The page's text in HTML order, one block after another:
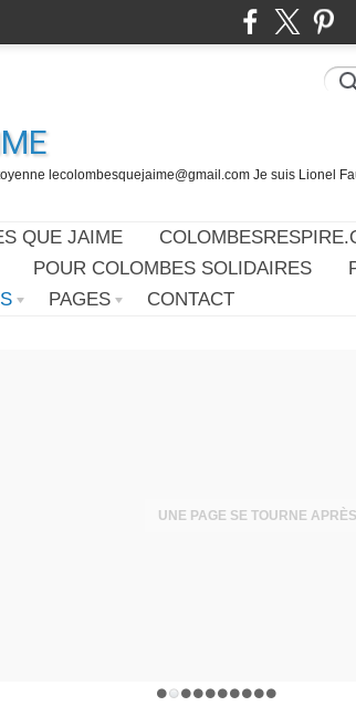
lecolombesquejaime@gmail.com Je suis Lionel
QUE JAIME
POUR COLOMBES SOLIDAIRES
PAGES CONTACT